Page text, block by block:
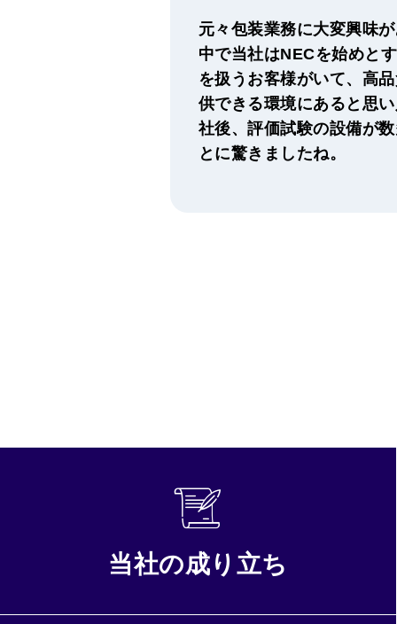
元々包装業務に大変興味
中で当社はNECを始めと
を扱うお客様がいて、高
供できる環境にあると思
社後、評価試験の設備が
とに驚きましたね。
当社の成り立ち